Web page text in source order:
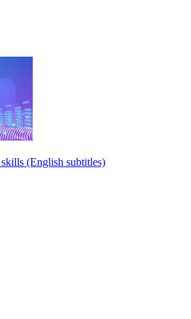
(English subtitles)